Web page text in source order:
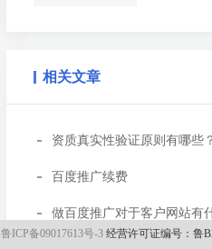
相关文章
资质真实性验证原则有哪些
百度推广续费
做百度推广对于客户网站有
鲁ICP备09017613号-3 经营许可证编号：鲁